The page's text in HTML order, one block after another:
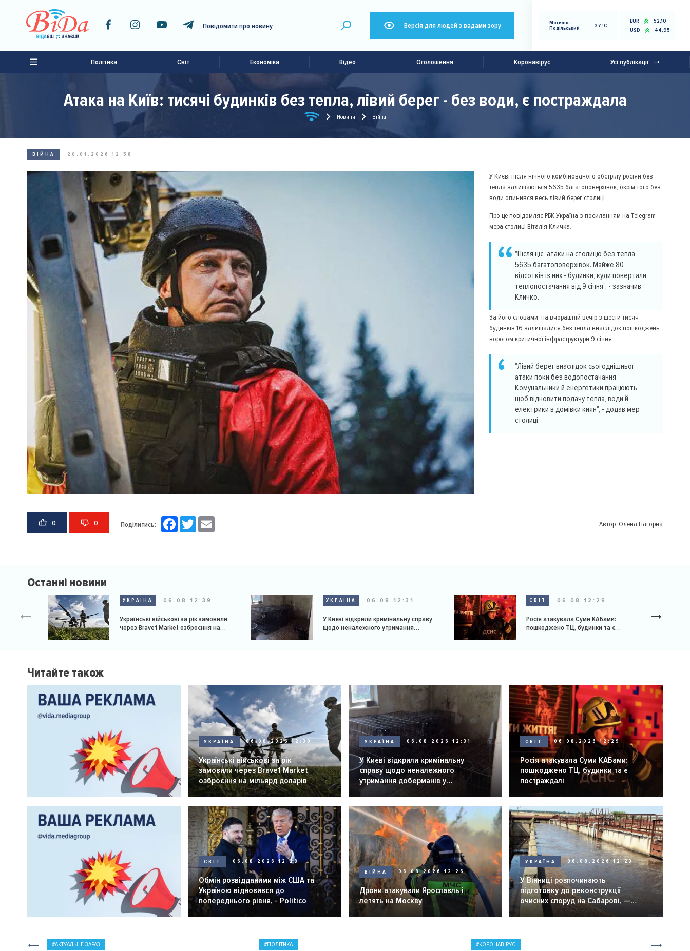
Повідомити про новину Версія для людей з вадами зору
Могилів-
Подільський
27°C
EUR
52,10
USD
44,95
Політика Світ Економіка Відео Оголошення Коронавірус Усі публікації
Атака на Київ: тисячі будинків без тепла, лівий берег - без води, є постраждала
Новини Війна
ВІЙНА 20.01.2026 12:58
У Києві після нічного комбінованого обстрілу росіян без
тепла залишаються 5635 багатоповерхівок, окрім того без
води опинився весь лівий берег столиці.
Про це повідомляє РБК-Україна з посиланням на Telegram
мера столиці Віталія Кличка.
"Після цієї атаки на столицю без тепла
5635 багатоповерхівок. Майже 80
відсотків із них - будинки, куди повертали
теплопостачання від 9 січня", - зазначив
Кличко.
За його словами, на вчорашній вечір з шести тисяч
будинків 16 залишалися без тепла внаслідок пошкоджень
ворогом критичної інфраструктури 9 січня.
"Лівий берег внаслідок сьогоднішньої
атаки поки без водопостачання.
Комунальники й енергетики працюють,
щоб відновити подачу тепла, води й
електрики в домівки киян", - додав мер
столиці.
0 0 Поділитись: FacebookTwitter Автор: Олена Нагорна
Останні новини
УКРАЇНА 06.08 12:39
Українські військові за рік замовили
через Brave1 Market озброєння на
УКРАЇНА 06.08 12:31
У Києві відкрили кримінальну справу
щодо неналежного утримання
СВІТ 06.08 12:29
Росія атакувала Суми КАБами:
пошкоджено ТЦ, будинки та є
Читайте також
УКРАЇНА 06.08.2026 12:39
Українські військові за рік
замовили через Brave1 Market
озброєння на мільярд доларів
УКРАЇНА 06.08.2026 12:31
У Києві відкрили кримінальну
справу щодо неналежного
утримання доберманів у
розпліднику
СВІТ 06.08.2026 12:29
Росія атакувала Суми КАБами:
пошкоджено ТЦ, будинки та є
постраждалі
СВІТ 06.08.2026 12:28
Обмін розвідданими між США та
Україною відновився до
попереднього рівня, - Politico
ВІЙНА 06.08.2026 12:26
Дрони атакували Ярославль і
летять на Москву
УКРАЇНА 06.08.2026 12:23
У Вінниці розпочинають
підготовку до реконструкції
очисних споруд на Сабарові, —
мер Вінниці.
АКТУАЛЬНЕ ЗАРАЗ ПОЛІТИКА КОРОНАВІРУС